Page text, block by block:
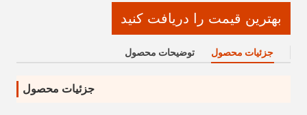
بهترین قیمت را دریافت کنید
جزئیات محصول توضیحات محصول
جزئیات محصول